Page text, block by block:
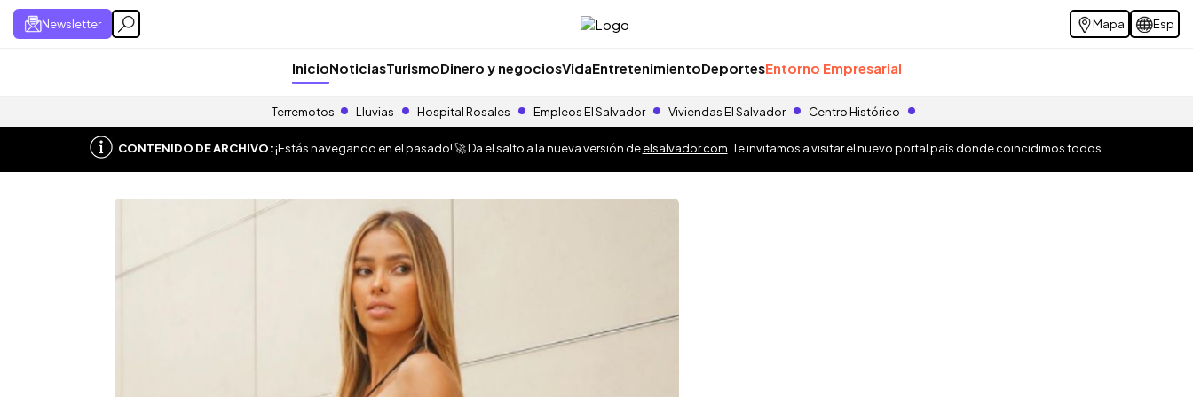
Newsletter Mapa Esp
InicioNoticiasTurismoDinero y negociosVidaEntretenimientoDeportesEntorno Empresarial
Terremotos Lluvias Hospital Rosales Empleos El Salvador Viviendas El Salvador Centro Histórico
CONTENIDO DE ARCHIVO:¡Estás navegando en el pasado! 🚀 Da el salto a la nueva versión deelsalvador.com . Te invitamos a visitar el nuevo portal país donde coincidimos todos.